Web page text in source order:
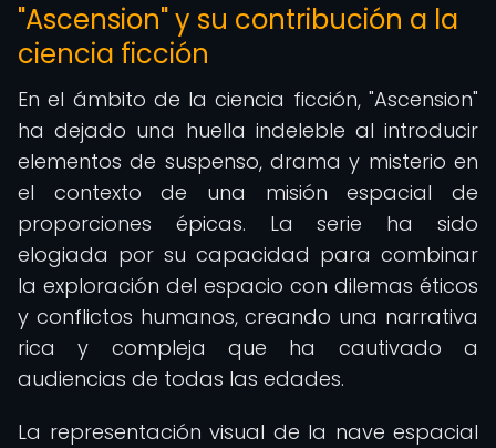
"Ascension" y su contribución a la
ciencia ficción
En el ámbito de la ciencia ficción, "Ascension"
ha dejado una huella indeleble al introducir
elementos de suspenso, drama y misterio en
el contexto de una misión espacial de
proporciones épicas. La serie ha sido
elogiada por su capacidad para combinar
la exploración del espacio con dilemas éticos
y conflictos humanos, creando una narrativa
rica y compleja que ha cautivado a
audiencias de todas las edades.
La representación visual de la nave espacial